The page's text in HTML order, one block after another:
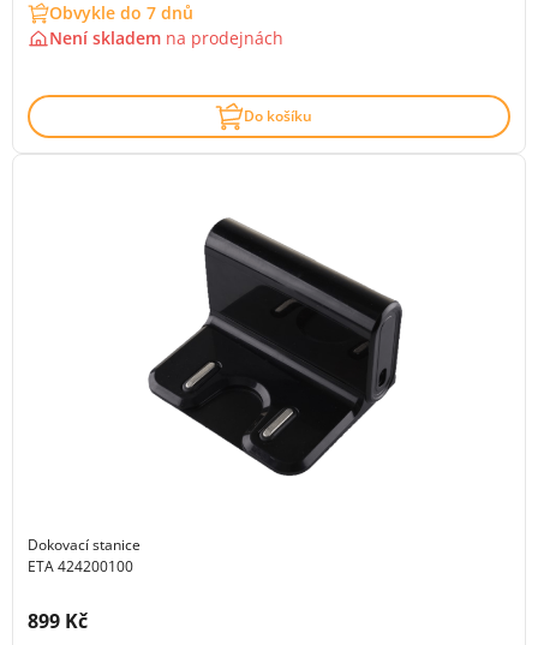
Obvykle do 7 dnů
Není skladem na prodejnách
Do košíku
Dokovací stanice
ETA 424200100
Cena s DPH:
899 Kč